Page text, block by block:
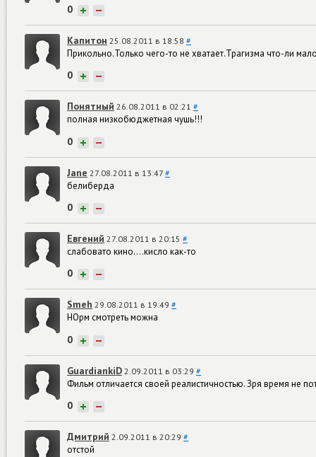
0 + −
Капитон 25.08.2011 в 18:58 #
Прикольно.Только чего-то не хватает.Трагизма что-ли
0 + −
Понятный 26.08.2011 в 02:21 #
полная низкобюджетная чушь!!!
0 + −
Jane 27.08.2011 в 13:47 #
белиберда
0 + −
Евгений 27.08.2011 в 20:15 #
слабовато кино....кисло как-то
0 + −
Smeh 29.08.2011 в 19:49 #
НОрм смотреть можна
0 + −
GuardiankiD 2.09.2011 в 03:29 #
Фильм отличается своей реалистичностью. Зря время не
0 + −
Дмитрий 2.09.2011 в 20:29 #
отстой